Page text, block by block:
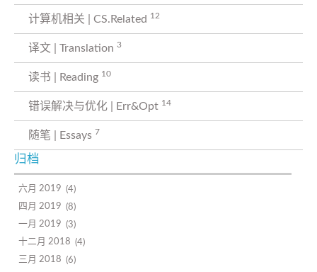
计算机相关 | CS.Related 12
译文 | Translation 3
读书 | Reading 10
错误解决与优化 | Err&Opt 14
随笔 | Essays 7
归档
六月 2019 4
四月 2019 8
一月 2019 3
十二月 2018 4
三月 2018 6